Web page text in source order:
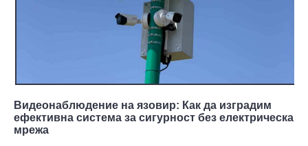
Видеонаблюдение на язовир: Как да изградим
ефективна система за сигурност без електрическа
мрежа